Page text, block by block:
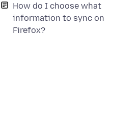
How do I choose what
information to sync on
Firefox?